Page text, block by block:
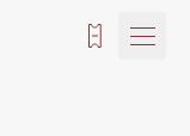
Bilhetes